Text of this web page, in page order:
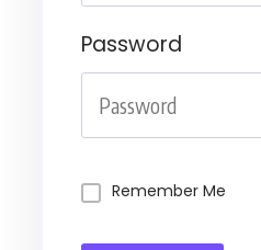
Password
Remember Me